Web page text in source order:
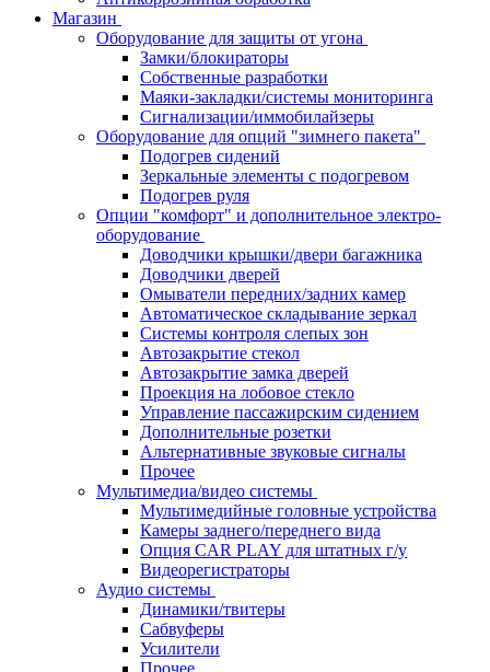
Магазин
Оборудование для защиты от угона
Замки/блокираторы
Собственные разработки
Маяки-закладки/системы мониторинга
Сигнализации/иммобилайзеры
Оборудование для опций "зимнего пакета"
Подогрев сидений
Зеркальные элементы с подогревом
Подогрев руля
Опции "комфорт" и дополнительное электро-
оборудование
Доводчики крышки/двери багажника
Доводчики дверей
Омыватели передних/задних камер
Автоматическое складывание зеркал
Системы контроля слепых зон
Автозакрытие стекол
Автозакрытие замка дверей
Проекция на лобовое стекло
Управление пассажирским сидением
Дополнительные розетки
Альтернативные звуковые сигналы
Прочее
Мультимедиа/видео системы
Мультимедийные головные устройства
Камеры заднего/переднего вида
Опция CAR PLAY для штатных г/у
Видеорегистраторы
Аудио системы
Динамики/твитеры
Сабвуферы
Усилители